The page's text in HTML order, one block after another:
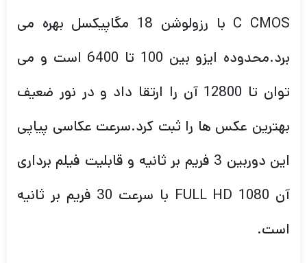
C CMOS با رزولوشن 18 مگاپیکسل بهره می
برد.محدوده ایزو بین 100 تا 6400 است و می
توان تا 12800 آن را ارتقا داد و در نور ضعیف
بهترین عکس ها را ثبت کرد.سرعت عکاسی پیاپی
این دوربین 3 فریم بر ثانیه و قابلیت فیلم برداری
آن FULL HD 1080 با سرعت 30 فریم بر ثانیه
است.